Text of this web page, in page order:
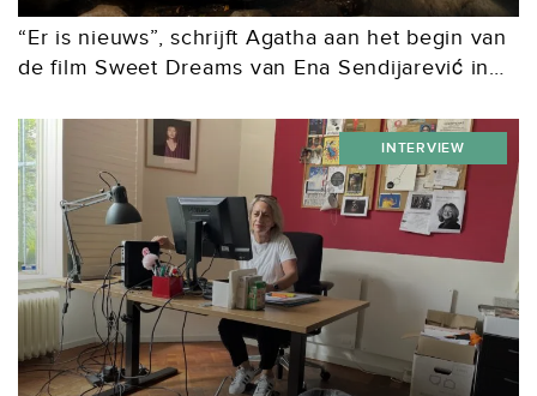
“Er is nieuws”, schrijft Agatha aan het begin van
de film Sweet Dreams van Ena Sendijarević in
nieuws, vandaar dat ik...
INTERVIEW